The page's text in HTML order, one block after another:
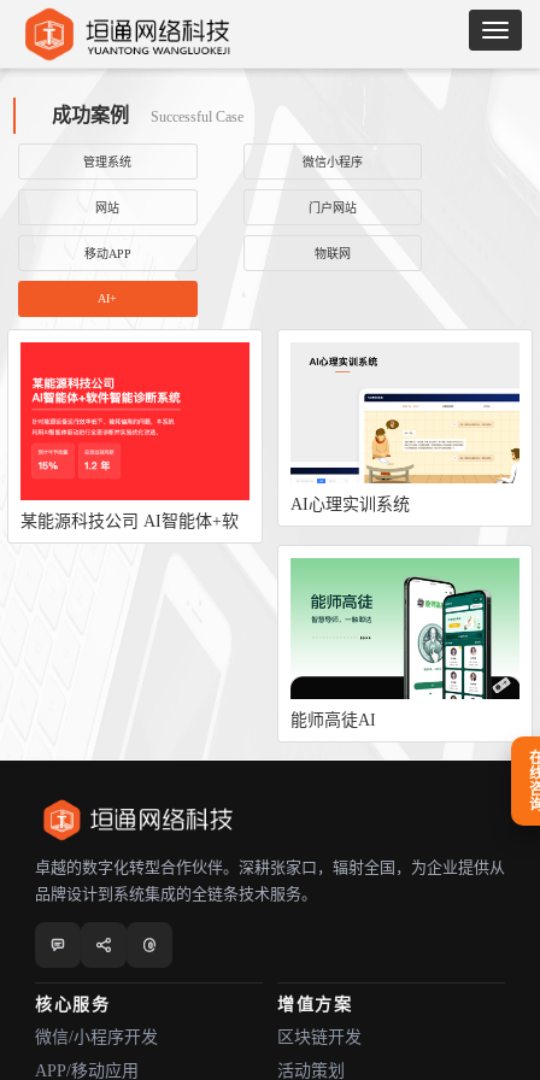
成功案例 Successful Case
管理系统 微信小程序
网站 门户网站
移动APP 物联网
AI+
某能源科技公司 AI智能体+软
件智能诊断系统
AI心理实训系统
能师高徒AI
卓越的数字化转型合作伙伴。深耕张家口，辐射全国，为企业提供从
品牌设计到系统集成的全链条技术服务。
核心服务
微信/小程序开发
APP/移动应用
增值方案
区块链开发
活动策划
在